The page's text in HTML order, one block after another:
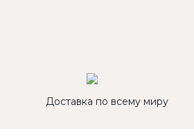
Доставка по всему миру